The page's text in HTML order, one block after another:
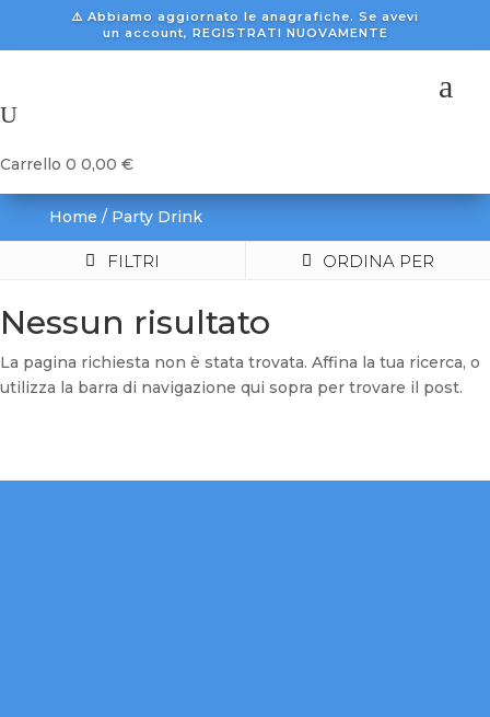
⚠️ Abbiamo aggiornato le anagrafiche. Se avevi
un account, REGISTRATI NUOVAMENTE
a
U
Carrello 0 0,00 €
Home / Party Drink
FILTRI ORDINA PER
Nessun risultato
La pagina richiesta non è stata trovata. Affina la tua ricerca, o
utilizza la barra di navigazione qui sopra per trovare il post.